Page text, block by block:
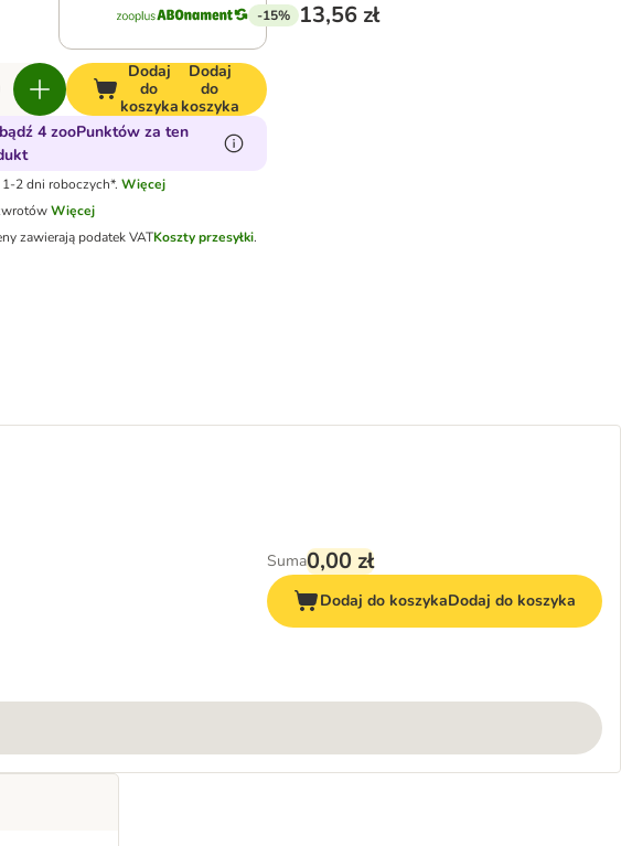
-15% 13,56 zł
Dodaj
do
koszyka
Dodaj
do
koszyka
4 zooPunktów za ten
2 dni roboczych*. Więcej
Więcej
zawierają podatek VATKoszty przesyłki.
Suma0,00 zł
Dodaj do koszykaDodaj do koszyka